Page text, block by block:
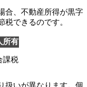
合、不動産所得が黒字
税できるのです。
所有
課税
扱いが異なります。個